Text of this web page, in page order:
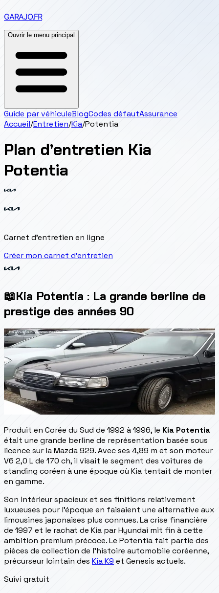
GARAJO.FR
Ouvrir le menu principal
Guide par véhiculeBlogCodes défautAssurance
Accueil/Entretien/Kia/Potentia
Plan d’entretien Kia
Potentia
Carnet d'entretien en ligne
Créer mon carnet d'entretien
📖Kia Potentia : La grande berline de
prestige des années 90
Produit en Corée du Sud de 1992 à 1996, le Kia Potentia
était une grande berline de représentation basée sous
licence sur la Mazda 929. Avec ses 4,89 m et son moteur
V6 2,0 L de 170 ch, il visait le segment des voitures de
standing coréen à une époque où Kia tentait de monter
en gamme.
Son intérieur spacieux et ses finitions relativement
luxueuses pour l'époque en faisaient une alternative aux
limousines japonaises plus connues. La crise financière
de 1997 et le rachat de Kia par Hyundai mit fin à cette
ambition premium précoce. Le Potentia fait partie des
pièces de collection de l'histoire automobile coréenne,
précurseur lointain des Kia K9 et Genesis actuels.
Suivi gratuit